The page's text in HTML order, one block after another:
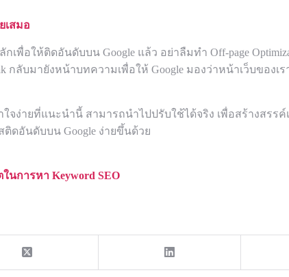
เสมอ
พื่อให้ติดอันดับบน Google แล้ว อย่าลืมทำ Off-page
กลับมายังหน้าบทความเพื่อให้ Google มองว่าหน้าเว็บของเ
ใจง่ายที่แนะนำนี้ สามารถนำไปปรับใช้ได้จริง เพื่อสร้างสร
ติดอันดับบน Google ง่ายขึ้นด้วย
นการหา Keyword SEO